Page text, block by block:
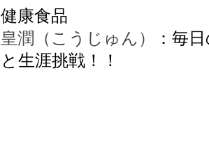
健康食品
皇潤（こうじゅん）
：毎
と生涯挑戦！！